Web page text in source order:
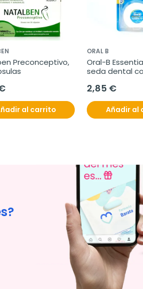
Preconceptivo,
al carrito
ORAL B
Oral-B
seda dental
2,85 €
Añadir al